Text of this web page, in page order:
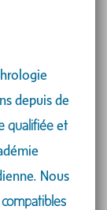
depuis de
qualifiée et
Nous